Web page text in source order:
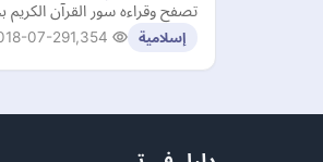
تصفح وقراءه سور القرآن
إسلامية 07-29